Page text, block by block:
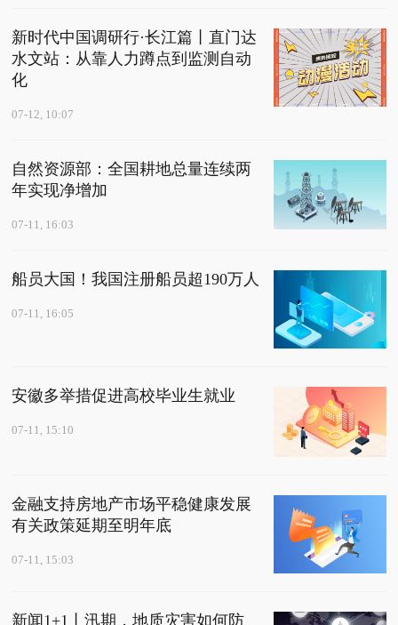
新时代中国调研行·长江篇丨直门达
水文站：从靠人力蹲点到监测自动
化
07-12, 10:07
自然资源部：全国耕地总量连续两
年实现净增加
07-11, 16:03
船员大国！我国注册船员超190万人
07-11, 16:05
安徽多举措促进高校毕业生就业
07-11, 15:10
金融支持房地产市场平稳健康发展
有关政策延期至明年底
07-11, 15:03
新闻1+1丨汛期，地质灾害如何防